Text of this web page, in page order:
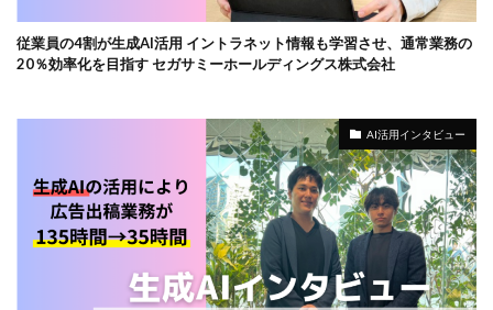
従業員の4割が生成AI活用 イントラネット情報も学習させ、通常業務の
20％効率化を目指す セガサミーホールディングス株式会社
AI活用インタビュー